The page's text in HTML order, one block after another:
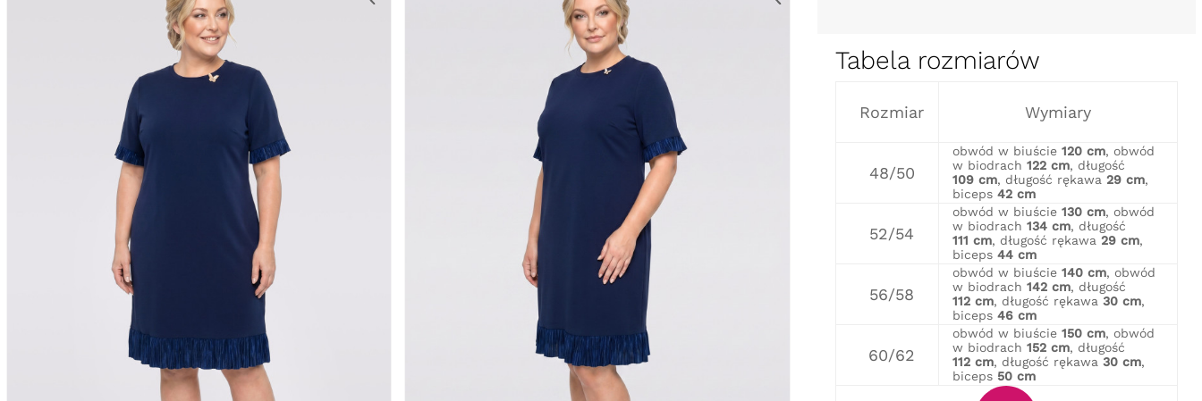
Tabela rozmiarów
Rozmiar Wymiary
48/50
obwód w biuście 120 cm, obwód
w biodrach 122 cm, długość
109 cm, długość rękawa 29 cm,
biceps 42 cm
52/54
obwód w biuście 130 cm, obwód
w biodrach 134 cm, długość
111 cm, długość rękawa 29 cm,
biceps 44 cm
56/58
obwód w biuście 140 cm, obwód
w biodrach 142 cm, długość
112 cm, długość rękawa 30 cm,
biceps 46 cm
60/62
obwód w biuście 150 cm, obwód
w biodrach 152 cm, długość
112 cm, długość rękawa 30 cm,
biceps 50 cm